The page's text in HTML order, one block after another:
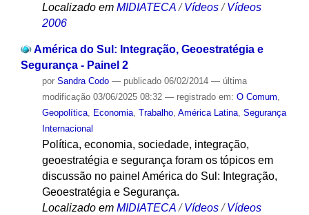
Localizado em MIDIATECA /Vídeos /Vídeos
2006
América do Sul: Integração, Geoestratégia e
Segurança - Painel 2
por Sandra Codo — publicado06/02/2014 — última
modificação03/06/2025 08:32 — registrado em: O Comum,
Geopolítica, Economia, Trabalho, América Latina, Segurança
Internacional
Política, economia, sociedade, integração,
geoestratégia e segurança foram os tópicos em
discussão no painel América do Sul: Integração,
Geoestratégia e Segurança.
Localizado em MIDIATECA / Vídeos / Vídeos